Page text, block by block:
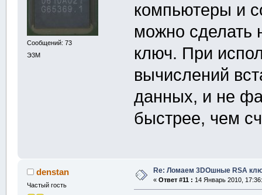
Сообщений: 73
Э3М
компьютеры и
можно сделать
ключ. При
вычислений
данных, и не
быстрее, чем
denstan
Частый гость
Re: Ломаем 3DOшные RSA
« Ответ #11 : 14 Январь 2010,